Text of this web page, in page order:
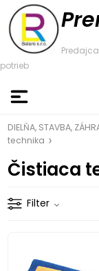
potrieb
DIELŇA, STAVBA,
technika
Čistiaca
Filter